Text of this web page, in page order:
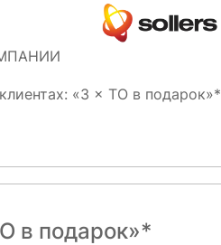
«3 × ТО в подарок»*
в подарок»*